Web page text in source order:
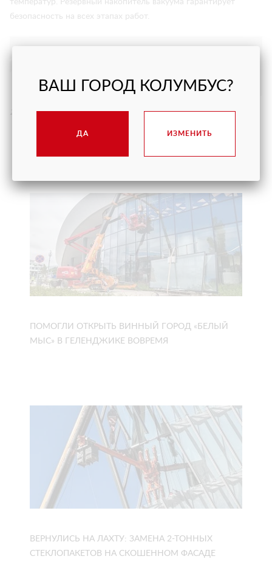
температур. Резервный накопитель вакуума гарантирует
безопасность на всех этапах работ.
25.09.2020
НАШИ ПРОЕКТЫ
ПОМОГЛИ ОТКРЫТЬ ВИННЫЙ ГОРОД «БЕЛЫЙ
МЫС» В ГЕЛЕНДЖИКЕ ВОВРЕМЯ
ВЕРНУЛИСЬ НА ЛАХТУ: ЗАМЕНА 2-ТОННЫХ
СТЕКЛОПАКЕТОВ НА СКОШЕННОМ ФАСАДЕ
ВАШ ГОРОД КОЛУМБУС?
ДА ИЗМЕНИТЬ